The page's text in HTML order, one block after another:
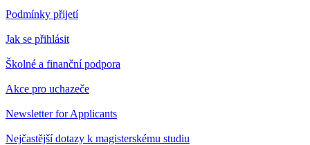
Podmínky přijetí
Jak se přihlásit
Školné a finanční podpora
Akce pro uchazeče
Newsletter for Applicants
Nejčastější dotazy k magisterskému studiu